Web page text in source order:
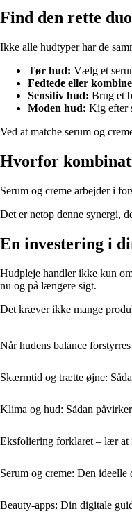
Find den rette
Ikke alle hudtyper har de
Tør hud: Vælg et
Fedtede eller
Sensitiv hud: Brug et
Moden hud: Kig efter
Ved at matche serum og
Hvorfor
Serum og creme arbejder i
Det er netop denne synergi,
En investering i
Hudpleje handler ikke kun
nu og på længere sigt.
Det kræver ikke mange
Når hudens balance
Skærmtid og trætte øjne:
Klima og hud: Sådan
Eksfoliering forklaret – lær at
Serum og creme: Den
Beauty-apps: Din digitale